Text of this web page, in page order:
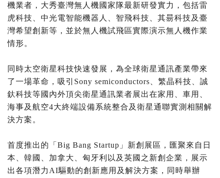
機業者，大秀臺灣無人機國家隊最新研發實力，包括雷
虎科技、中光電智能機器人、智飛科技、其昜科技及臺
灣希望創新等，並於無人機試飛區實際演示無人機作業
情形。
同時太空衛星科技快速發展，為全球衛星通訊產業帶來
了一場革命，吸引Sony semiconductors、繁晶科技、誠
釱科技等國內外頂尖衛星通訊業者展出在家用、車用、
海事及航空4大終端設備系統整合及衛星通聯實測相關解
決方案。
首度推出的「Big Bang Startup」新創展區，匯聚來自日
本、韓國、加拿大、匈牙利以及英國之新創企業，展示
出各項潛力AI驅動的創新應用及解決方案，同時舉辦